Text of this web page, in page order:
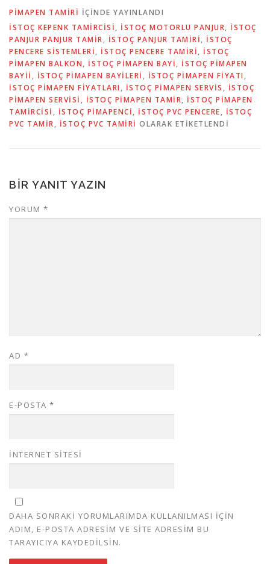
PIMAPEN TAMIRI IÇINDE YAYINLANDI
İSTOÇ KEPENK TAMIRCISI, İSTOÇ MOTORLU PANJUR, İSTOÇ
PANJUR PANJUR TAMIR, İSTOÇ PANJUR TAMIRI, İSTOÇ
PENCERE SISTEMLERI, İSTOÇ PENCERE TAMIRI, İSTOÇ
PIMAPEN BALKON, İSTOÇ PIMAPEN BAYI, İSTOÇ PIMAPEN
BAYII , İSTOÇ PIMAPEN BAYILERI , İSTOÇ PIMAPEN FIYATI,
İSTOÇ PIMAPEN FIYATLARI, İSTOÇ PIMAPEN SERVIS , İSTOÇ
PIMAPEN SERVISI , İSTOÇ PIMAPEN TAMIR, İSTOÇ PIMAPEN
TAMIRCISI , İSTOÇ PIMAPENCI, İSTOÇ PVC PENCERE, İSTOÇ
PVC TAMIR, İSTOÇ PVC TAMIRI OLARAK ETIKETLENDI
BIR YANIT YAZIN
YORUM *
AD *
E-POSTA *
İNTERNET SITESI
DAHA SONRAKI YORUMLARIMDA KULLANILMASI IÇIN
ADIM, E-POSTA ADRESIM VE SITE ADRESIM BU
TARAYICIYA KAYDEDILSIN.